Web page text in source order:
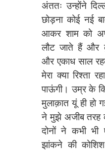
अंततः उन्होंने
छोड़ना कोई नई
आकर शाम को
लौट जाते हैं और
और एकाध साल
मेरा क्या रिश्ता
पाऊंगी। उम्र के
मुलाक़ात यूं ही हो
ने मुझे अजीब तरह
दोनों ने कभी
झांकने की